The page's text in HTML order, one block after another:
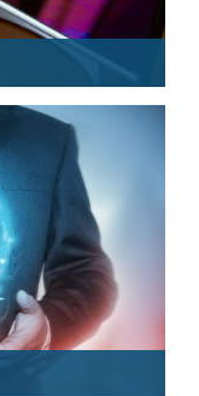
από τις
του